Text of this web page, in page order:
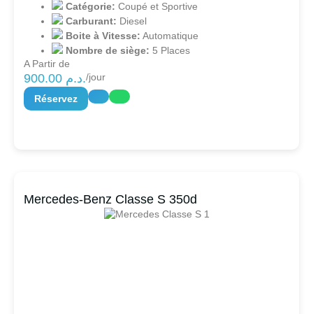
Catégorie: Coupé et Sportive
Carburant: Diesel
Boite à Vitesse: Automatique
Nombre de siège: 5 Places
A Partir de
900.00 د.م./jour
Réservez
Mercedes-Benz Classe S 350d